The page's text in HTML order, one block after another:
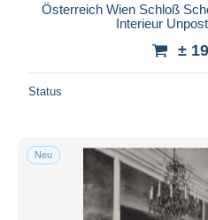
Österreich Wien Schloß
Interieur
±
Status
Neu